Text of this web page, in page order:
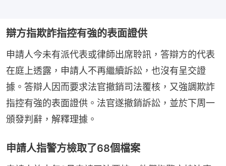
辯方指欺詐指控有強的表面證供
申請人今未有派代表或律師出席聆訊，答辯方的代表
在庭上透露，申請人不再繼續訴訟，也沒有呈交證
據。答辯人因而要求法官撤銷司法覆核，又強調欺詐
指控有強的表面證供。法官遂撤銷訴訟，並於下周一
頒發判辭，解釋理據。
申請人指警方檢取了68個檔案